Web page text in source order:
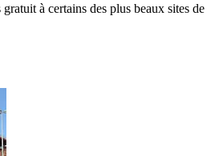
à certains des plus beaux sites de